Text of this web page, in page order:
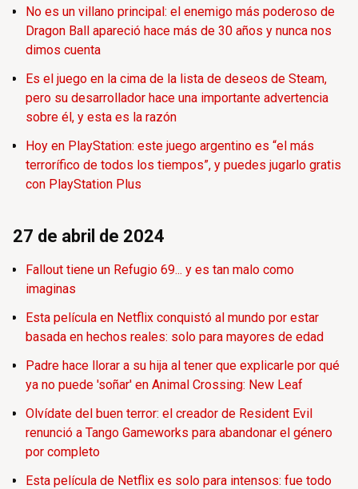
No es un villano principal: el enemigo más poderoso de
Dragon Ball apareció hace más de 30 años y nunca nos
dimos cuenta
Es el juego en la cima de la lista de deseos de Steam,
pero su desarrollador hace una importante advertencia
sobre él, y esta es la razón
Hoy en PlayStation: este juego argentino es “el más
terrorífico de todos los tiempos”, y puedes jugarlo gratis
con PlayStation Plus
27 de abril de 2024
Fallout tiene un Refugio 69... y es tan malo como
imaginas
Esta película en Netflix conquistó al mundo por estar
basada en hechos reales: solo para mayores de edad
Padre hace llorar a su hija al tener que explicarle por qué
ya no puede 'soñar' en Animal Crossing: New Leaf
Olvídate del buen terror: el creador de Resident Evil
renunció a Tango Gameworks para abandonar el género
por completo
Esta película de Netflix es solo para intensos: fue todo